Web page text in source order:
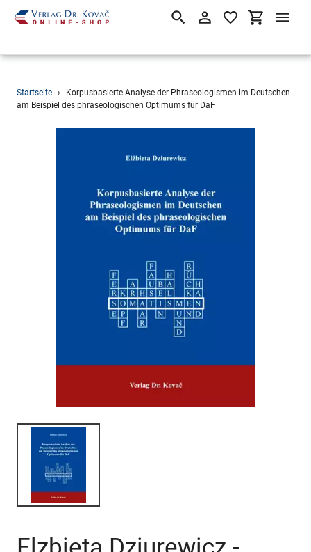
Direkt
zum
SuchenEinloggen
Startseite ›
Korpusbasierte Analyse der Phraseologismen im Deutschen
am Beispiel des phraseologischen Optimums für DaF